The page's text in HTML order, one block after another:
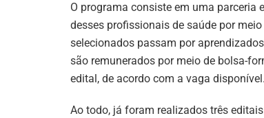
O programa consiste em uma
desses profissionais de saúde por
selecionados passam por
são remunerados por meio de bolsa-
edital, de acordo com a vaga disponível.
Ao todo, já foram realizados três